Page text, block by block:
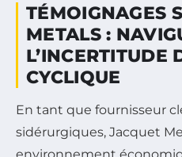
TÉMOIGNAGES
METALS :
L’INCERTITUDE
CYCLIQUE
En tant que fournisseur
sidérurgiques, Jacquet